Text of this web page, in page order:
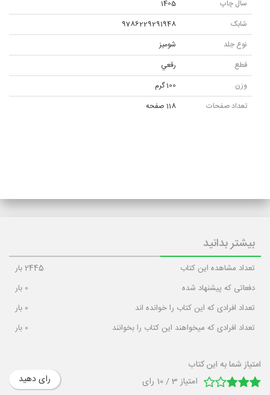
سال چاپ
1405
شابک
9786229291948
نوع جلد
شومیز
قطع
رقعي
وزن
100 گرم
تعداد صفحات
118 صفحه
بیشتر بدانید
تعداد مشاهده این کتاب 2445بار
دفعاتی که پیشنهاد شده
0 بار
تعداد افرادی که این کتاب را خوانده اند
0 بار
تعداد افرادی که میخواهند این کتاب را بخوانند
0 بار
امتیاز شما به این کتاب
امتیاز3
/
10 رای رای دهید